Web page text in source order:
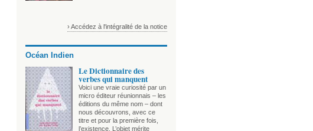
› Accédez à l'intégralité de la notice
Océan Indien
Le Dictionnaire des
verbes qui manquent
Voici une vraie curiosité par un
micro éditeur réunionnais – les
éditions du même nom – dont
nous découvrons, avec ce
titre et pour la première fois,
l’existence. L’objet mérite